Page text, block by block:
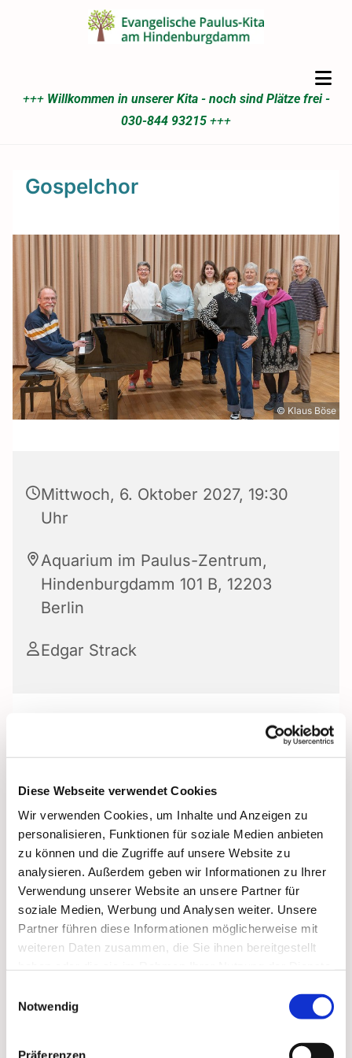
Diese Webseite verwendet Cookies
Wir verwenden Cookies, um Inhalte und Anzeigen zu
personalisieren, Funktionen für soziale Medien anbieten
zu können und die Zugriffe auf unsere Website zu
analysieren. Außerdem geben wir Informationen zu Ihrer
Verwendung unserer Website an unsere Partner für
soziale Medien, Werbung und Analysen weiter. Unsere
Partner führen diese Informationen möglicherweise mit
weiteren Daten zusammen, die Sie ihnen bereitgestellt
Notwendig
Präferenzen
+++ Willkommen in unserer Kita - noch sind Plätze frei -
030-844 93215 +++
Gospelchor
© Klaus Böse
Mittwoch, 6. Oktober 2027, 19:30
Uhr
Aquarium im Paulus-Zentrum,
Hindenburgdamm 101 B, 12203
Berlin
Edgar Strack
Klein aber fein: Wir singen aus vollem Herzen,
dabei angeleitet vom Chorleiter Edgar - und falls
wer mittun möchte: gerne doch, willkommen!
Leitung:Edgar Strack
Email:Edgar_strack(at)web.de
Probentermine:Mittwoch 19:30 bis 21:00 Uhr
ab Juni 2025 in der Pauluskirche